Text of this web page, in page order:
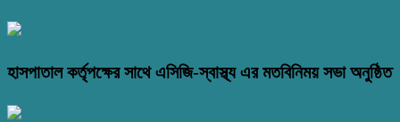
হাসপাতাল কর্তৃপক্ষের সাথে এসিজি-স্বাস্থ্য এর মতবিনিময় সভা অনুষ্ঠিত